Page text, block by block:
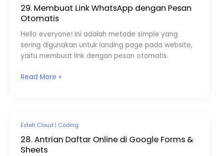
29. Membuat Link WhatsApp dengan Pesan
Otomatis
Hello everyone! Ini adalah metode simple yang
sering digunakan untuk landing page pada website,
yaitu membuat link dengan pesan otomatis.
Membuat
Link
dengan
Pesan
Otomatis
Read More »
Esteh Cloud | Coding
28. Antrian Daftar Online di Google Forms &
Sheets
28.
Antrian
Daftar